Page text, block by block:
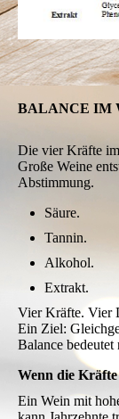
BALANCE IM
Die vier Kräfte
Große Weine
Abstimmung.
Säure.
Tannin.
Alkohol.
Extrakt.
Vier Kräfte. Vier
Ein Ziel:
Balance
Wenn die Kräfte
Ein Wein mit